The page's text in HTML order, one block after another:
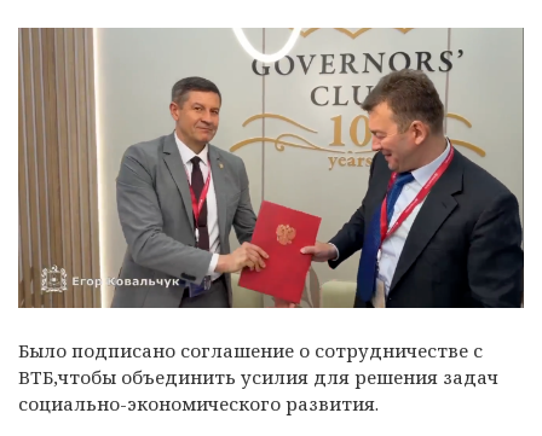
Было подписано соглашение о сотрудничестве с
ВТБ,чтобы объединить усилия для решения задач
социально-экономического развития.